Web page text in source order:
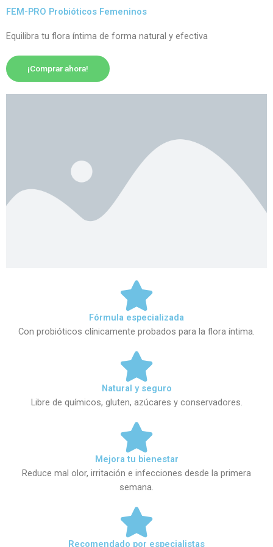
FEM-PRO Probióticos Femeninos
Equilibra tu flora íntima de forma natural y efectiva
¡Comprar ahora!
Fórmula especializada
Con probióticos clínicamente probados para la flora íntima.
Natural y seguro
Libre de químicos, gluten, azúcares y conservadores.
Mejora tu bienestar
Reduce mal olor, irritación e infecciones desde la primera
semana.
Recomendado por especialistas